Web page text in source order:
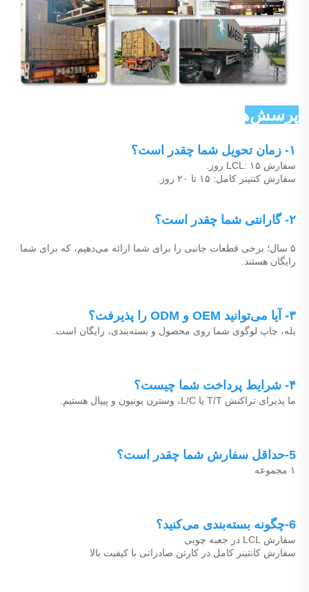
پرسش‌های رایج
۱- زمان تحویل شما چقدر است؟
سفارش LCL: ۱۵ روز.
سفارش کنتینر کامل: ۱۵ تا ۲۰ روز.
۲- گارانتی شما چقدر است؟
رایگان هستند.
۳- آیا می‌توانید OEM و ODM را پذیرفت؟
بله، چاپ لوگوی شما روی محصول و بسته‌بندی، رایگان است.
۴- شرایط پرداخت شما چیست؟
ما پذیرای تراکنش T/T یا L/C، وسترن یونیون و پیپال هستیم.
5-حداقل سفارش شما چقدر است؟
۱ مجموعه
6-چگونه بسته‌بندی می‌کنید؟
سفارش LCL در جعبه چوبی
سفارش کانتینر کامل در کارتن صادراتی با کیفیت بالا